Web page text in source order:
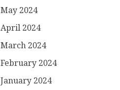
May 2024
April 2024
March 2024
February 2024
January 2024